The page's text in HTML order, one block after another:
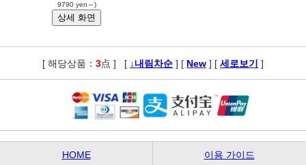
9790 yen～)
[ 해당상품： 3点 ] [ ↓내림차순 ] [ New ] [ 세로보기 ]
HOME 이용 가이드